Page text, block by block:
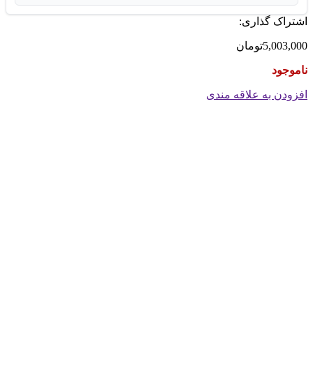
اشتراک گذاری:
5,003,000تومان
ناموجود
افزودن به علاقه مندی